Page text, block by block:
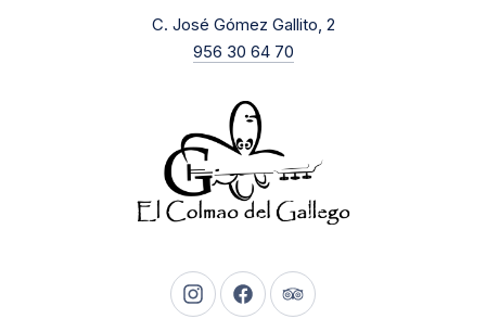
C. José Gómez Gallito, 2New Window
956 30 64 70
New Window
New WindowNew Window